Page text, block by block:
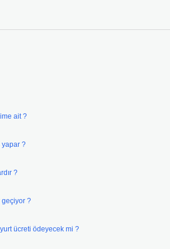
ait ?
yapar ?
?
geçiyor ?
ücreti ödeyecek mi ?